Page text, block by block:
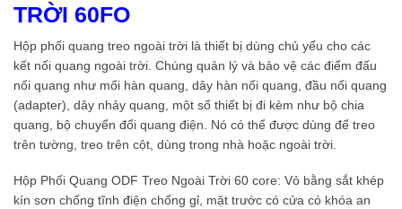
TRỜI 60FO
Hộp phối quang treo ngoài trời là thiết bị dùng chủ yếu cho các
kết nối quang ngoài trời. Chúng quản lý và bảo vệ các điểm đấu
nối quang như mối hàn quang, dây hàn nối quang, đầu nối quang
(adapter), dây nhảy quang, một số thiết bị đi kèm như bộ chia
quang, bộ chuyển đổi quang điện. Nó có thể được dùng để treo
trên tường, treo trên cột, dùng trong nhà hoặc ngoài trời.
Hộp Phối Quang ODF Treo Ngoài Trời 60 core: Vỏ bằng sắt khép
kín sơn chống tĩnh điện chống gỉ, mặt trước có cửa có khóa an